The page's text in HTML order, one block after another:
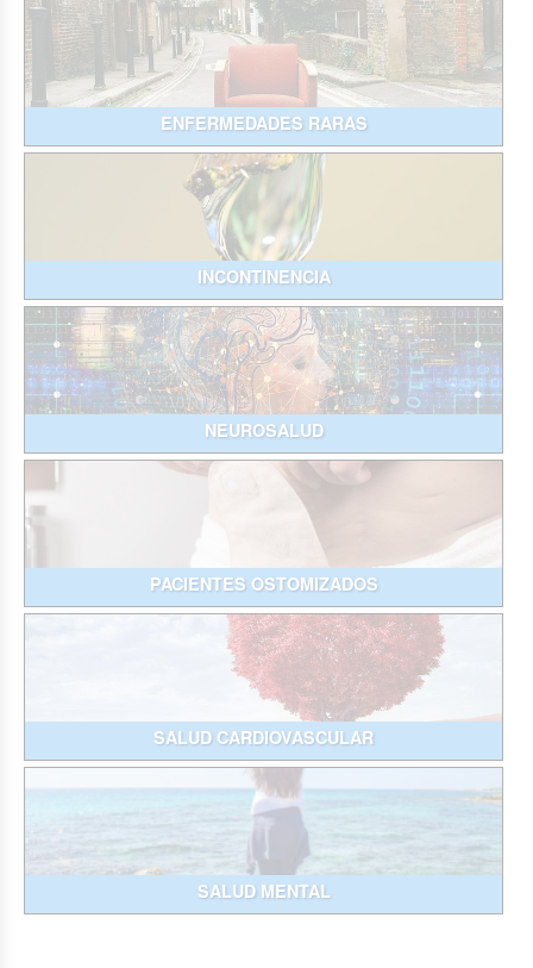
ENFERMEDADES RARAS
INCONTINENCIA
NEUROSALUD
PACIENTES OSTOMIZADOS
SALUD CARDIOVASCULAR
SALUD MENTAL